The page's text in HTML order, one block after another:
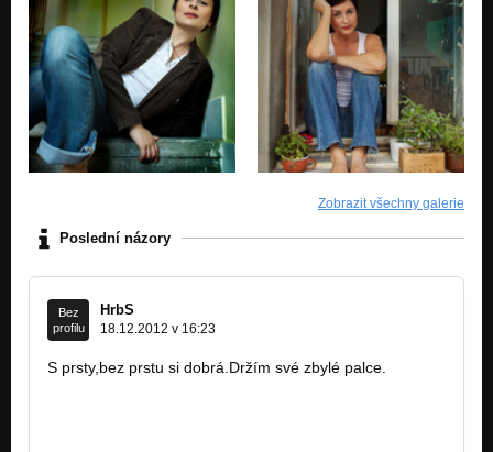
Zobrazit všechny galerie
Poslední názory
Bez
profilu
HrbS
18.12.2012 v 16:23
S prsty,bez prstu si dobrá.Držím své zbylé palce.